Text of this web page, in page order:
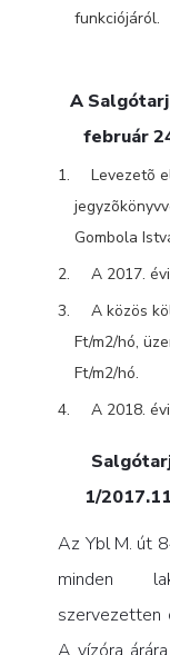
funkciójáról.
A
február
Levezetõ
Gombola
A 2017.
A közös
Ft/m2/hó,
Ft/m2/hó.
A 2018.
1/
Az Ybl M. út
minden
szervezetten